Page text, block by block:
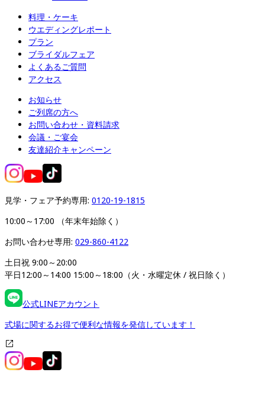
料理・ケーキ
ウエディングレポート
プラン
ブライダルフェア
よくあるご質問
アクセス
お知らせ
ご列席の方へ
お問い合わせ・資料請求
会議・ご宴会
友達紹介キャンペーン
見学・フェア予約専用: 0120-19-1815
10:00～17:00 （年末年始除く）
お問い合わせ専用: 029-860-4122
土日祝 9:00～20:00
平日12:00～14:00 15:00～18:00（火・水曜定休 / 祝日除く）
公式LINEアカウント
式場に関するお得で便利な情報を発信しています！